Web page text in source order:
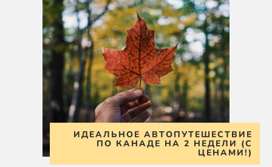
ИДЕАЛЬНОЕ АВТОПУТЕШЕСТВИЕ
ПО КАНАДЕ НА 2 НЕДЕЛИ (С
ЦЕНАМИ!)